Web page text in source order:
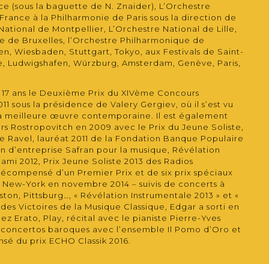
(sous la baguette de N. Znaider), L’Orchestre
à la Philharmonie de Paris sous la direction de
de Montpellier, L’Orchestre National de Lille,
de Bruxelles, l’Orchestre Philharmonique de
Wiesbaden, Stuttgart, Tokyo, aux Festivals de Saint-
Ludwigshafen, Würzburg, Amsterdam, Genève, Paris,
ans le Deuxième Prix du XIVème Concours
sous la présidence de Valery Gergiev, où il s’est vu
meilleure œuvre contemporaine. Il est également
Rostropovitch en 2009 avec le Prix du Jeune Soliste,
Ravel, lauréat 2011 de la Fondation Banque Populaire
d’entreprise Safran pour la musique, Révélation
2012, Prix Jeune Soliste 2013 des Radios
d’un Premier Prix et de six prix spéciaux
York en novembre 2014 – suivis de concerts à
Pittsburg…, « Révélation Instrumentale 2013 » et «
Victoires de la Musique Classique, Edgar a sorti en
Erato, Play, récital avec le pianiste Pierre-Yves
baroques avec l’ensemble Il Pomo d’Oro et
du prix ECHO Classik 2016.